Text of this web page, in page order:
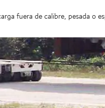
fuera de calibre, pesada o